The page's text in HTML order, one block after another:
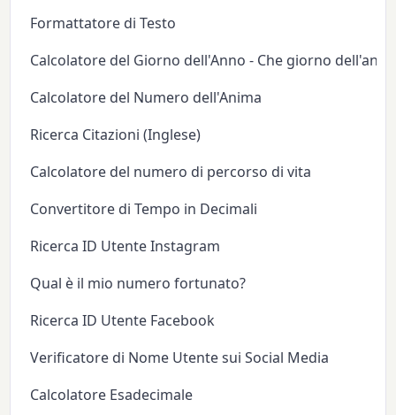
Formattatore di Testo
Calcolatore del Giorno dell'Anno - Che giorno
Calcolatore del Numero dell'Anima
Ricerca Citazioni (Inglese)
Calcolatore del numero di percorso di vita
Convertitore di Tempo in Decimali
Ricerca ID Utente Instagram
Qual è il mio numero fortunato?
Ricerca ID Utente Facebook
Verificatore di Nome Utente sui Social Media
Calcolatore Esadecimale